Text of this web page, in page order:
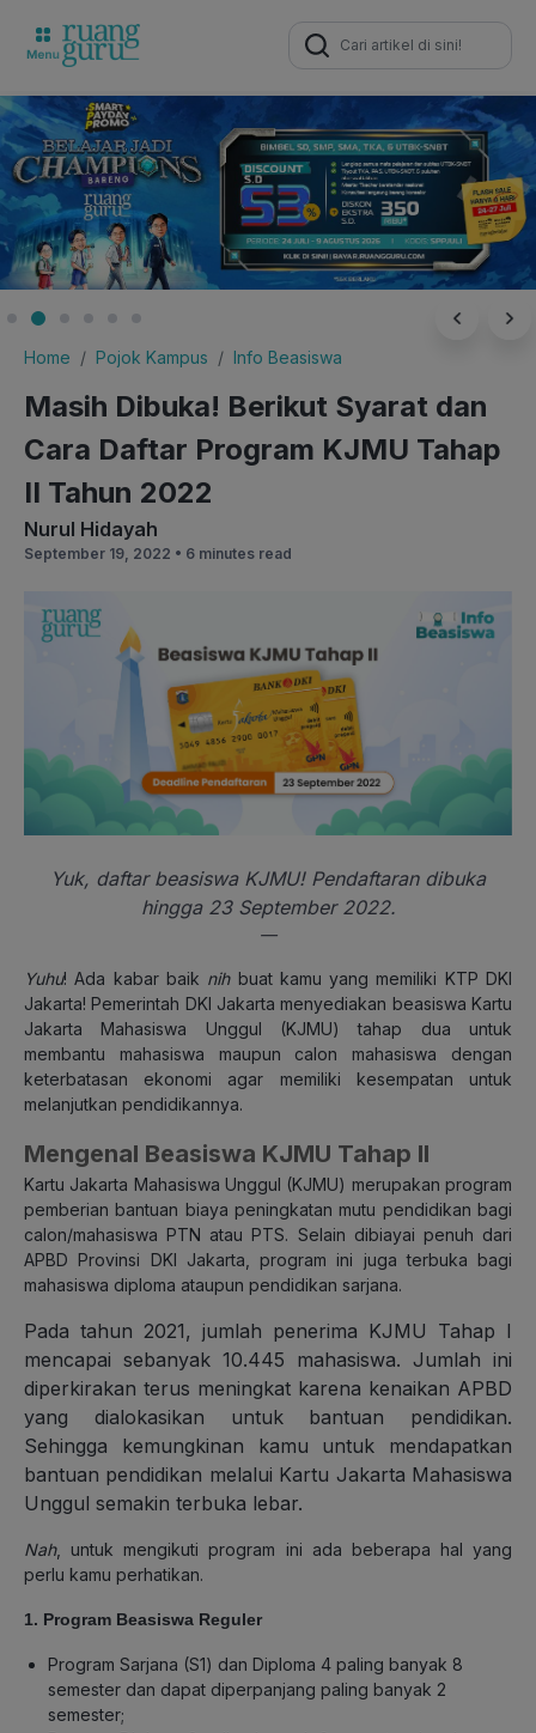
Search
for:
Home Pojok Kampus Info Beasiswa
Masih Dibuka! Berikut Syarat dan
Cara Daftar Program KJMU Tahap
II Tahun 2022
Nurul Hidayah
September 19, 2022 • 6 minutes read
Yuk, daftar beasiswa KJMU! Pendaftaran dibuka
hingga 23 September 2022.
—
Yuhu! Ada kabar baik nihbuat kamu yang memiliki KTP DKI
Jakarta! Pemerintah DKI Jakarta menyediakan beasiswa Kartu
Jakarta Mahasiswa Unggul (KJMU) tahap dua untuk
membantu mahasiswa maupun calon mahasiswa dengan
keterbatasan ekonomi agar memiliki kesempatan untuk
melanjutkan pendidikannya.
Mengenal Beasiswa KJMU Tahap II
Kartu Jakarta Mahasiswa Unggul (KJMU) merupakan program
pemberian bantuan biaya peningkatan mutu pendidikan bagi
calon/mahasiswa PTN atau PTS. Selain dibiayai penuh dari
APBD Provinsi DKI Jakarta, program ini juga terbuka bagi
mahasiswa diploma ataupun pendidikan sarjana.
Pada tahun 2021, jumlah penerima KJMU Tahap I
mencapai sebanyak 10.445 mahasiswa. Jumlah ini
diperkirakan terus meningkat karena kenaikan APBD
yang dialokasikan untuk bantuan pendidikan.
Sehingga kemungkinan kamu untuk mendapatkan
bantuan pendidikan melalui Kartu Jakarta Mahasiswa
Unggul semakin terbuka lebar.
Nah, untuk mengikuti program ini ada beberapa hal yang
perlu kamu perhatikan.
1. Program Beasiswa Reguler
Program Sarjana (S1) dan Diploma 4 paling banyak 8
semester dan dapat diperpanjang paling banyak 2
semester;